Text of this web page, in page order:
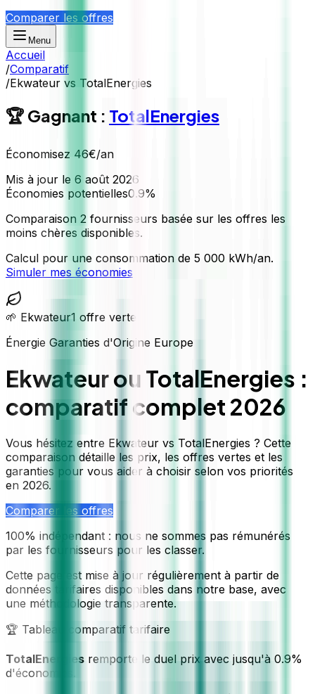
Comparer les offres
Menu
Accueil
/Comparatif
/Ekwateur vs TotalEnergies
🏆 Gagnant : TotalEnergies
Économisez 46€/an
Mis à jour le 6 août 2026
Économies potentielles0.9%
Comparaison 2 fournisseurs basée sur les offres les
moins chères disponibles.
Calcul pour une consommation de 5 000 kWh/an.
Simuler mes économies
🌱 Ekwateur1 offre verte
Énergie Garanties d'Origine Europe
Ekwateur ou TotalEnergies :
comparatif complet 2026
Vous hésitez entre Ekwateur vs TotalEnergies ? Cette
comparaison détaille les prix, les offres vertes et les
garanties pour vous aider à choisir selon vos priorités
en 2026.
Comparer les offres
100% indépendant : nous ne sommes pas rémunérés
par les fournisseurs pour les classer.
Cette page est mise à jour régulièrement à partir de
données tarifaires disponibles dans notre base, avec
une méthodologie transparente.
🏆 Tableau comparatif tarifaire
TotalEnergies remporte le duel prix avec jusqu'à 0.9%
d'économies